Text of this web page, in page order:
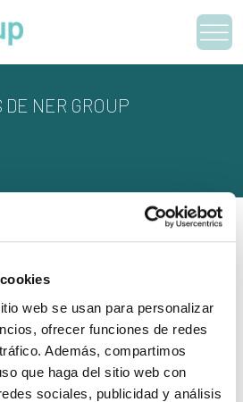
web se usan para personalizar
ofrecer funciones de redes
Además, compartimos
que haga del sitio web con
sociales, publicidad y análisis
DE NER GROUP
you’re looking for. Perhaps